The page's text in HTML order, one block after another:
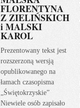
FLORENTYNA
Z ZIELIŃSKICH
i MALSKI
KAROL
Prezentowany tekst jest
rozszerzoną wersją
opublikowanego na
łamach czasopisma
„Świętokrzyskie”
Niewiele osób zapisało